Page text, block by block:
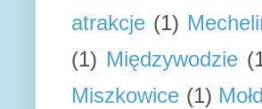
atrakcje (1)
(1) Międzywodzie
Miszkowice (1)